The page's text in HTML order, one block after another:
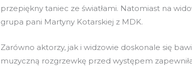
przepiękny taniec ze światłami. Natomiast na
grupa pani Martyny Kotarskiej z MDK.
Zarówno aktorzy, jak i widzowie doskonale się
muzyczną rozgrzewkę przed występem